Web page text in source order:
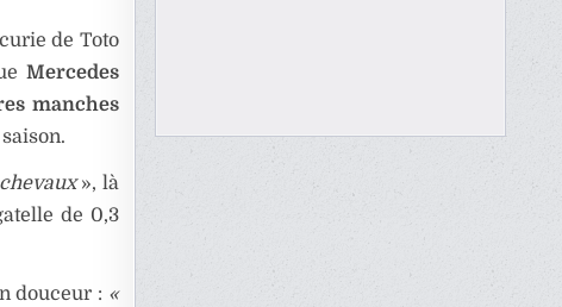
de Toto
Mercedes
manches
», là
de 0,3
douceur : «